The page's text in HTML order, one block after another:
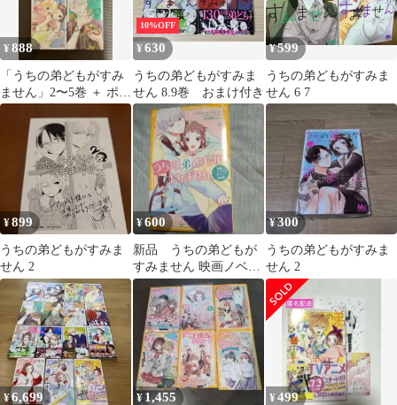
¥888
「うちの弟どもがすみ
ません」2〜5巻 ＋ ポス
トカード2枚
10%OFF
¥630
うちの弟どもがすみま
せん 8.9巻 おまけ付き
¥599
うちの弟どもがすみま
せん 6 7
¥899
うちの弟どもがすみま
せん 2
¥600
新品 うちの弟どもが
すみません 映画ノベラ
イズ みらい文庫版
¥300
うちの弟どもがすみま
せん 2
¥6,699 ¥ 1,455 ¥499